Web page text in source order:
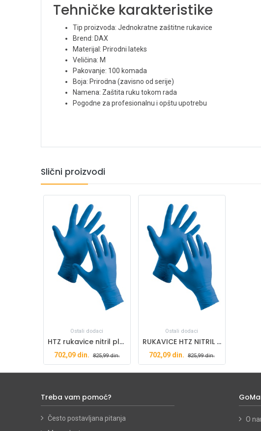
Tehničke karakteristike
Tip proizvoda: Jednokratne zaštitne rukavice
Brend: DAX
Materijal: Prirodni lateks
Veličina: M
Pakovanje: 100 komada
Boja: Prirodna (zavisno od serije)
Namena: Zaštita ruku tokom rada
Pogodne za profesionalnu i opštu upotrebu
Slični proizvodi
Ostali dodaci
HTZ rukavice nitril plave M 1/100
702,09din. 825,99din.
Ostali dodaci
RUKAVICE HTZ NITRIL PLAVE 1/100 XL
702,09din. 825,99din.
Treba vam pomoć?
Često postavljana pitanja
O